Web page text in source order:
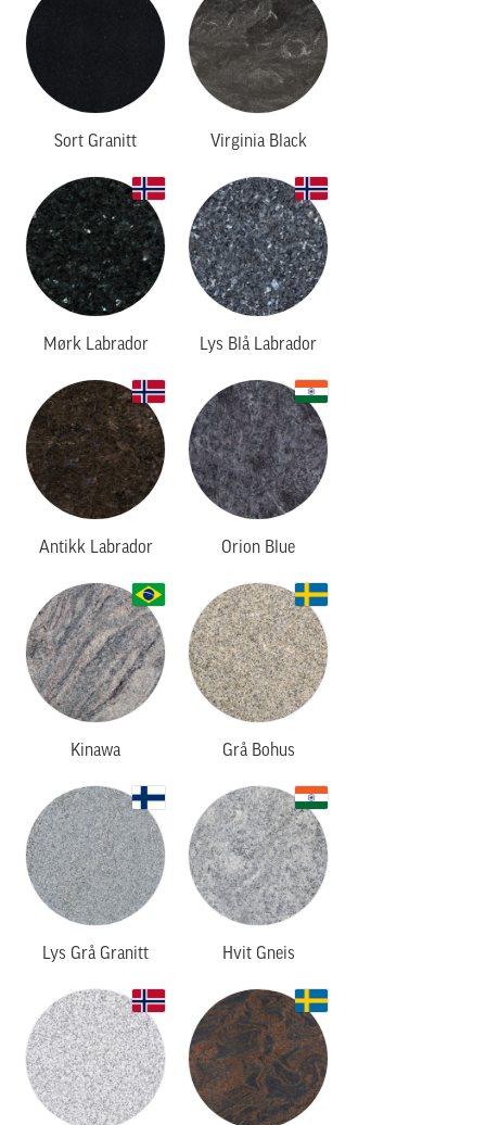
Sort Granitt Virginia Black
Mørk Labrador Lys Blå Labrador
Antikk Labrador Orion Blue
Kinawa Grå Bohus
Lys Grå Granitt Hvit Gneis